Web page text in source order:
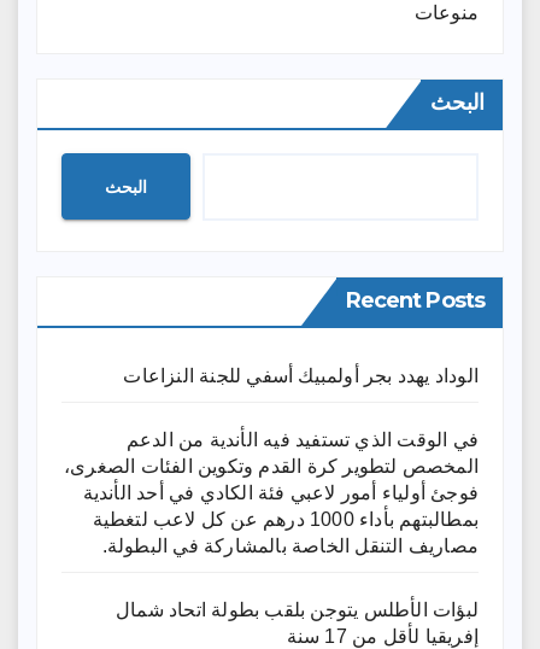
منوعات
البحث
البحث
Recent Posts
الوداد يهدد بجر أولمبيك أسفي للجنة النزاعات
في الوقت الذي تستفيد فيه الأندية من الدعم
المخصص لتطوير كرة القدم وتكوين الفئات الصغرى،
فوجئ أولياء أمور لاعبي فئة الكادي في أحد الأندية
بمطالبتهم بأداء 1000 درهم عن كل لاعب لتغطية
مصاريف التنقل الخاصة بالمشاركة في البطولة.
لبؤات الأطلس يتوجن بلقب بطولة اتحاد شمال
إفريقيا لأقل من 17 سنة